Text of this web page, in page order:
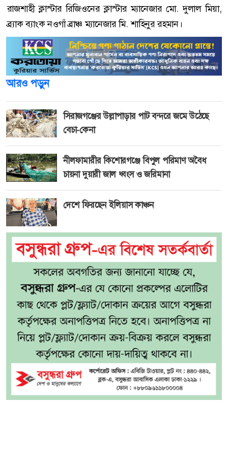
রাজশাহী ক্লাস্টার রিজিওনের ক্লাস্টার ম্যানেজার মো. দুলাল মিয়া,
ব্র্যাক ব্যাংক নওগাঁ ব্রাঞ্চ ম্যানেজার মি. শাহিনুর রহমান।
আরও পড়ুন
সিরাজগঞ্জের উল্লাপাড়ার পাট বন্দরে জমে উঠেছে
বেচা-কেনা
নীলফামারীর কিশোরগঞ্জে বিপুল পরিমাণ অবৈধ
চায়না দুয়ারী জাল ধ্বংস ও জরিমানা
দেশে ফিরছেন ইলিয়াস কাঞ্চন